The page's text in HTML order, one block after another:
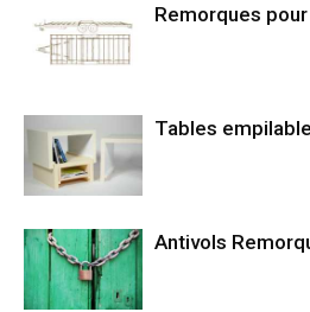
Remorques
Tables
Antivols